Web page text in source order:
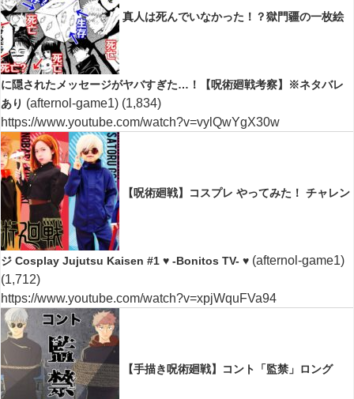
真人は死んでいなかった！？獄門疆の一枚絵
に隠されたメッセージがヤバすぎた…！【呪術廻戦考察】※ネタバレ
あり (afternol-game1) (1,834)
https://www.youtube.com/watch?v=vylQwYgX30w
【呪術廻戦】コスプレ やってみた！ チャレン
ジ Cosplay Jujutsu Kaisen #1 ♥ -Bonitos TV- ♥ (afternol-game1)
(1,712)
https://www.youtube.com/watch?v=xpjWquFVa94
【手描き呪術廻戦】コント「監禁」ロング